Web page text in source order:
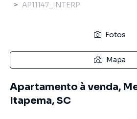
AP11147_INTERP
Fotos
Mapa
Apartamento à venda,
Itapema, SC